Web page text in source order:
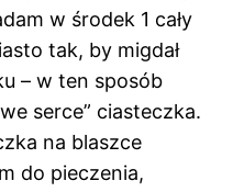
w środek 1 cały
tak, by migdał
– w ten sposób
serce” ciasteczka.
na blaszce
do pieczenia,